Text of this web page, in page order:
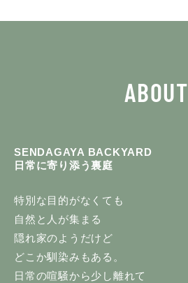
ABOUT
SENDAGAYA BACKYARD
日常に寄り添う裏庭
特別な目的がなくても
自然と人が集まる
隠れ家のようだけど
どこか馴染みもある。
日常の喧騒から少し離れて